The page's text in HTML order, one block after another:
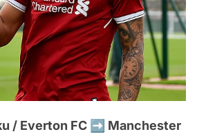
/ Everton FC ➡️ Manchester